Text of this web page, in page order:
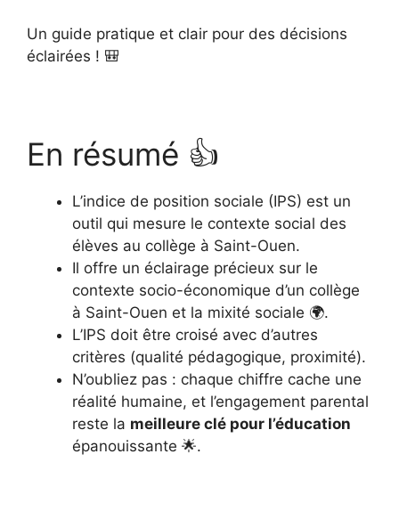
Un guide pratique et clair pour des décisions
éclairées ! 🎒
En résumé 👍
L’indice de position sociale (IPS) est un
outil qui mesure le contexte social des
élèves au collège à Saint-Ouen.
Il offre un éclairage précieux sur le
contexte socio-économique d’un collège
à Saint-Ouen et la mixité sociale 🌍.
L’IPS doit être croisé avec d’autres
critères (qualité pédagogique, proximité).
N’oubliez pas : chaque chiffre cache une
réalité humaine, et l’engagement parental
reste la meilleure clé pour l’éducation
épanouissante 🌟.